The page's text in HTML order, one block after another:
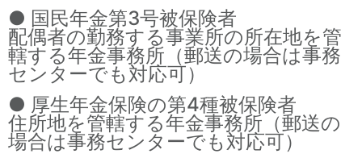
● 国民年金第3号被保険者
配偶者の勤務する事業所の所在地を管
轄する年金事務所（郵送の場合は事務
センターでも対応可）
● 厚生年金保険の第4種被保険者
住所地を管轄する年金事務所（郵送の
場合は事務センターでも対応可）